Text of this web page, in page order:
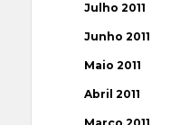
Julho 2011
Junho 2011
Maio 2011
Abril 2011